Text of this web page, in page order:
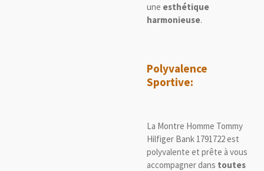
une esthétique
harmonieuse.
Polyvalence
Sportive:
La Montre Homme Tommy
Hilfiger Bank 1791722 est
polyvalente et prête à vous
accompagner dans toutes